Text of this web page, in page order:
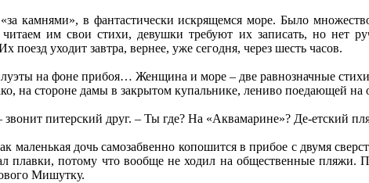
камнями», в фантастически искрящемся море. Было
им свои стихи, девушки требуют их записать, но
поезд уходит завтра, вернее, уже сегодня, через шесть часов.
на фоне прибоя… Женщина и море – две равнозначные
на стороне дамы в закрытом купальнике, лениво поедающей на
питерский друг. – Ты где? На «Аквамарине»? Де-етский
маленькая дочь самозабвенно копошится в прибое с двумя
плавки, потому что вообще не ходил на общественные пляжи.
Мишутку.